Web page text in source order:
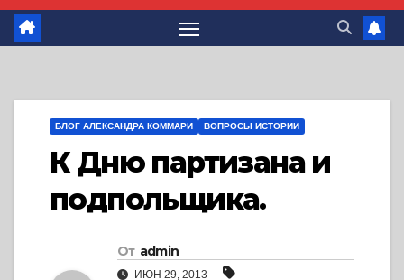
БЛОГ АЛЕКСАНДРА КОММАРИ ВОПРОСЫ ИСТОРИИ
К Дню партизана и
подпольщика.
От admin
ИЮН 29, 2013